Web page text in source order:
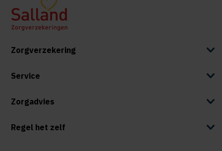
Zorgverzekering
Service
Zorgadvies
Regel het zelf